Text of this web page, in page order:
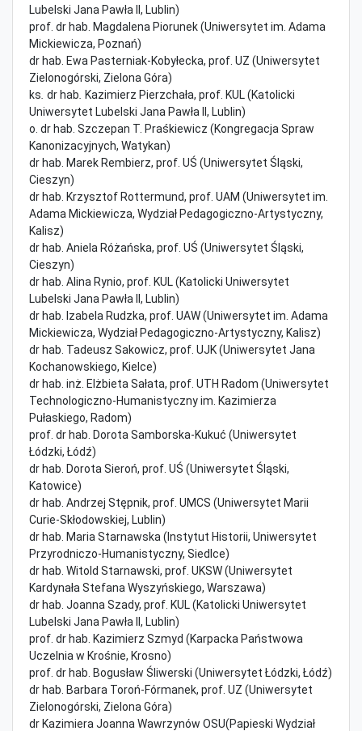
Lubelski Jana Pawła II, Lublin)
prof. dr hab. Magdalena Piorunek (Uniwersytet im. Adama
Mickiewicza, Poznań)
dr hab. Ewa Pasterniak-Kobyłecka, prof. UZ (Uniwersytet
Zielonogórski, Zielona Góra)
ks dr hab Kazimierz Pierzchała, prof. KUL (Katolicki
Uniwersytet Lubelski Jana Pawła II, Lublin)
o. dr hab. Szczepan T. Praśkiewicz (Kongregacja Spraw
Kanonizacyjnych, Watykan)
dr hab. Marek Rembierz, prof. UŚ (Uniwersytet Śląski,
Cieszyn)
dr hab. Krzysztof Rottermund, prof. UAM (Uniwersytet im.
Adama Mickiewicza, Wydział Pedagogiczno-Artystyczny,
Kalisz)
dr hab. Aniela Różańska, prof. UŚ (Uniwersytet Śląski,
Cieszyn)
dr hab. Alina Rynio, prof. KUL (Katolicki Uniwersytet
Lubelski Jana Pawła II, Lublin)
dr hab. Izabela Rudzka, prof. UAW (Uniwersytet im. Adama
Mickiewicza, Wydział Pedagogiczno-Artystyczny, Kalisz)
dr hab. Tadeusz Sakowicz, prof. UJK (Uniwersytet Jana
Kochanowskiego, Kielce)
dr hab. inż. Elżbieta Sałata, prof. UTH Radom (Uniwersytet
Technologiczno-Humanistyczny im. Kazimierza
Pułaskiego, Radom)
prof. dr hab. Dorota Samborska-Kukuć (Uniwersytet
Łódzki, Łódź)
dr hab. Dorota Sieroń, prof. UŚ (Uniwersytet Śląski,
Katowice)
dr hab. Andrzej Stępnik, prof. UMCS (Uniwersytet Marii
Curie-Skłodowskiej, Lublin)
dr hab. Maria Starnawska (Instytut Historii, Uniwersytet
Przyrodniczo-Humanistyczny, Siedlce)
dr hab. Witold Starnawski, prof. UKSW (Uniwersytet
Kardynała Stefana Wyszyńskiego, Warszawa)
dr hab. Joanna Szady, prof. KUL (Katolicki Uniwersytet
Lubelski Jana Pawła II, Lublin)
prof. dr hab. Kazimierz Szmyd (Karpacka Państwowa
Uczelnia w Krośnie, Krosno)
prof. dr hab. Bogusław Śliwerski (Uniwersytet Łódzki, Łódź)
dr hab. Barbara Toroń-Fórmanek, prof. UZ (Uniwersytet
Zielonogórski, Zielona Góra)
dr Kazimiera Joanna Wawrzynów OSU(Papieski Wydział